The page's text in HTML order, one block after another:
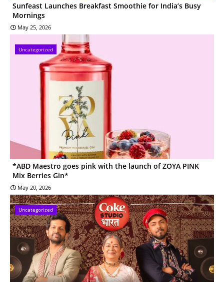
Sunfeast Launches Breakfast Smoothie for India’s Busy
Mornings
May 25, 2026
Uncategorized
*ABD Maestro goes pink with the launch of ZOYA PINK
Mix Berries Gin*
May 20, 2026
Uncategorized